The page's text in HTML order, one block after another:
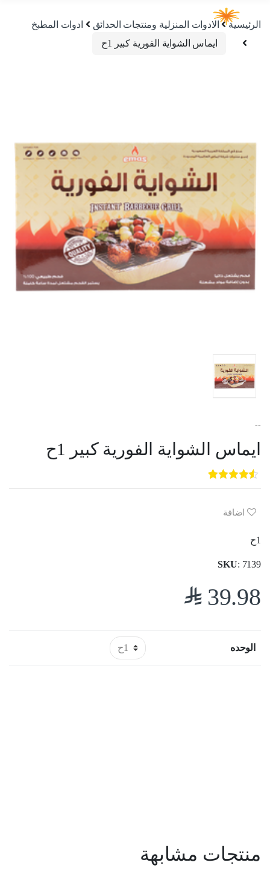
الرئيسية الادوات المنزلية ومنتجات الحدائق
ادوات المطبخ
ايماس الشواية الفورية كبير 1ح
--
ايماس الشواية الفورية كبير 1ح
5
out of
5
3
customer
ratings
اضافة
1ح
SKU: 7139
39.98
$
الوحده
منتجات مشابهة